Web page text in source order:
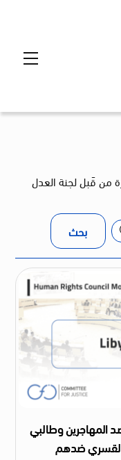
منقَبل لجنة العدل
بحث
المهاجرين وطالبي
القسري ضدهم